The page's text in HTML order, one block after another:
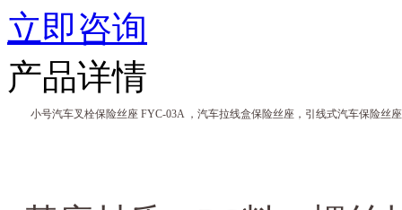
立即咨询
产品详情
小号汽车叉栓保险丝座 FYC-03A ，汽车拉线盒保险丝座，引线式汽车保险丝座